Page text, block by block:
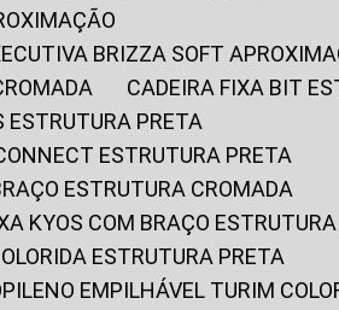
BRIZZA SOFT
CADEIRA FIXA BIT
ESTRUTURA PRETA
ESTRUTURA PRETA
ESTRUTURA CROMADA
KYOS COM BRAÇO
ESTRUTURA PRETA
EMPILHÁVEL TURIM